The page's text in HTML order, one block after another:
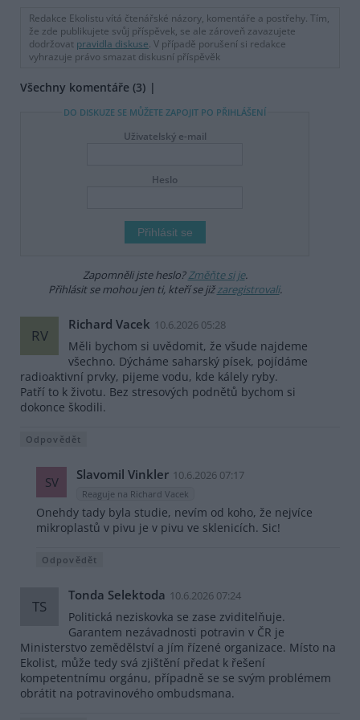
Redakce Ekolistu vítá čtenářské názory, komentáře a postřehy. Tím,
že zde publikujete svůj příspěvek, se ale zároveň zavazujete
dodržovat pravidla diskuse. V případě porušení si redakce
vyhrazuje právo smazat diskusní příspěvěk
Všechny komentáře (3)
DO DISKUZE SE MŮŽETE ZAPOJIT PO PŘIHLÁŠENÍ
Uživatelský e-mail
Heslo
Zapomněli jste heslo?Změňte si je.
Přihlásit se mohou jen ti, kteří se jižzaregistrovali.
RV
Richard Vacek 10.6.2026 05:28
Měli bychom si uvědomit, že všude najdeme
všechno. Dýcháme saharský písek, pojídáme
radioaktivní prvky, pijeme vodu, kde kálely ryby.
Patří to k životu. Bez stresových podnětů bychom si
dokonce škodili.
Odpovědět
SV Slavomil Vinkler 10.6.2026 07:17
Reaguje na Richard Vacek
Onehdy tady byla studie, nevím od koho, že nejvíce
mikroplastů v pivu je v pivu ve sklenicích. Sic!
Odpovědět
TS
Tonda Selektoda 10.6.2026 07:24
Politická neziskovka se zase zviditelňuje.
Garantem nezávadnosti potravin v ČR je
Ministerstvo zemědělství a jím řízené organizace. Místo na
Ekolist, může tedy svá zjištění předat k řešení
kompetentnímu orgánu, případně se se svým problémem
obrátit na potravinového ombudsmana.